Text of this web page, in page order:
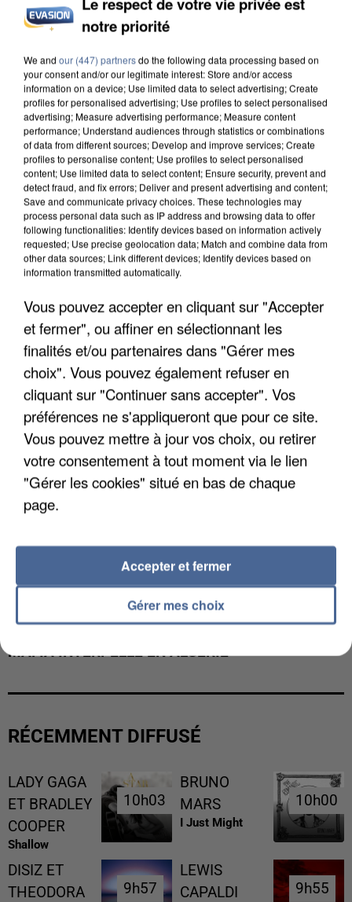
INCENDIES : L’ÎLE-DE-FRANCE LANCE UN ÉLAN
APRÈS TOUTES CES CANICULES, LES REFUGES
DE FAUNE SAUVAGE SONT...
MAFIA INTERPELLÉ EN ALGÉRIE
RÉCEMMENT DIFFUSÉ
LADY GAGA
ET BRADLEY
COOPER
Shallow
10h03
10h03
BRUNO
MARS
I Just Might
10h00
10h00
DISIZ ET
THEODORA
9h57
9h57
LEWIS
CAPALDI
9h55
9h55
notre priorité
We and our (447) partnersdo the following data processing based on
your consent and/or our legitimate interest: Store and/or access
information on a device; Use limited data to select advertising; Create
profiles for personalised advertising; Use profiles to select personalised
advertising; Measure advertising performance; Measure content
performance; Understand audiences through statistics or combinations
of data from different sources; Develop and improve services; Create
profiles to personalise content; Use profiles to select personalised
content; Use limited data to select content; Ensure security, prevent and
detect fraud, and fix errors; Deliver and present advertising and content;
Save and communicate privacy choices. These technologies may
process personal data such as IP address and browsing data to offer
following functionalities: Identify devices based on information actively
requested; Use precise geolocation data; Match and combine data from
other data sources; Link different devices; Identify devices based on
information transmitted automatically.
Vous pouvez accepter en cliquant sur "Accepter
et fermer", ou affiner en sélectionnant les
finalités et/ou partenaires dans "Gérer mes
choix". Vous pouvez également refuser en
cliquant sur "Continuer sans accepter". Vos
préférences ne s'appliqueront que pour ce site.
Vous pouvez mettre à jour vos choix, ou retirer
votre consentement à tout moment via le lien
"Gérer les cookies" situé en bas de chaque
page.
Gérer mes choix
Accepter et fermer